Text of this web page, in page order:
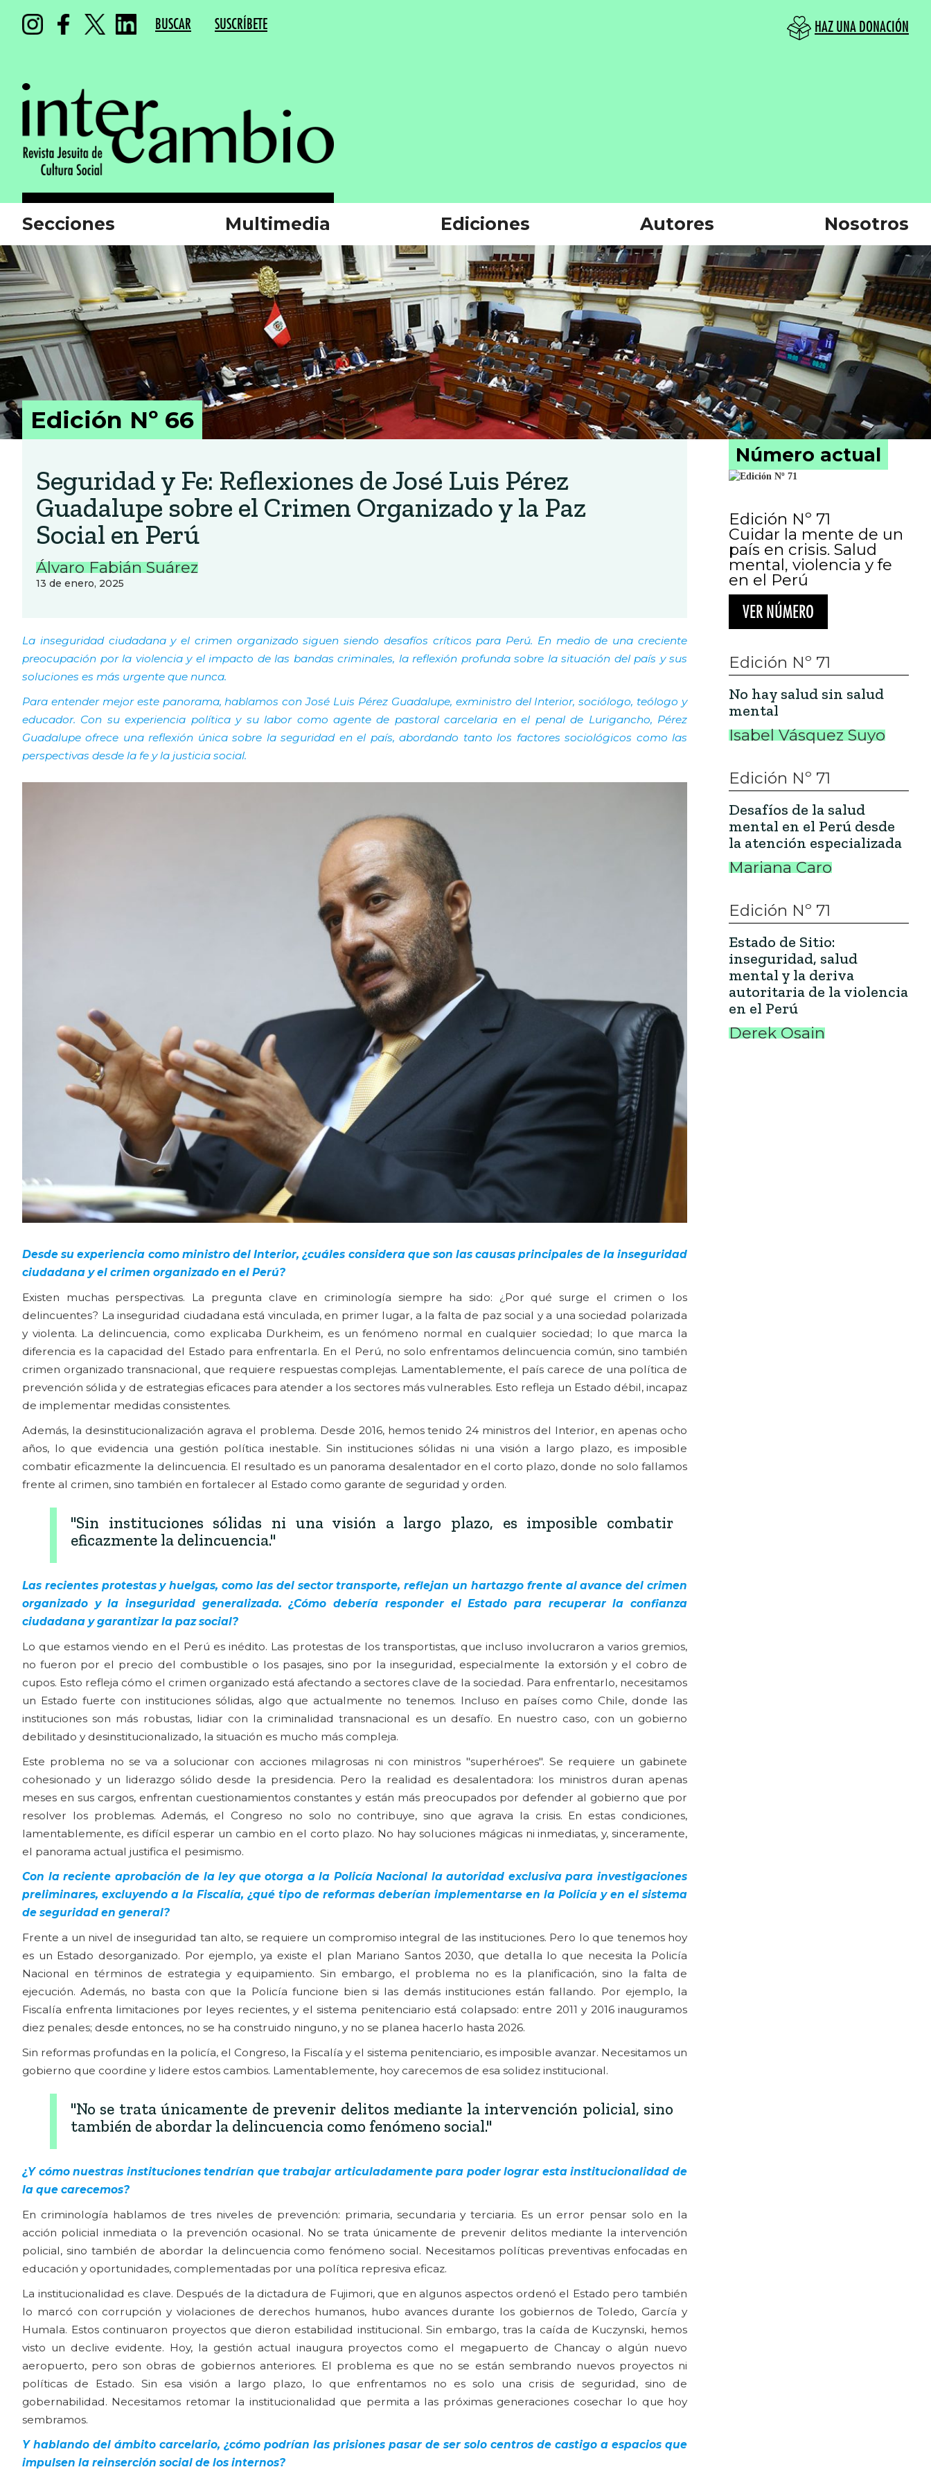
BUSCAR SUSCRÍBETE HAZ UNA DONACIÓN
Secciones Multimedia Ediciones Autores Nosotros
Edición Nº 66
Seguridad y Fe: Reflexiones de José Luis Pérez
Guadalupe sobre el Crimen Organizado y la Paz
Social en Perú
Álvaro Fabián Suárez
13 de enero, 2025
La inseguridad ciudadana y el crimen organizado siguen siendo desafíos críticos para Perú. En medio de una creciente
preocupación por la violencia y el impacto de las bandas criminales, la reflexión profunda sobre la situación del país y sus
soluciones es más urgente que nunca.
Para entender mejor este panorama, hablamos con José Luis Pérez Guadalupe, exministro del Interior, sociólogo, teólogo y
educador. Con su experiencia política y su labor como agente de pastoral carcelaria en el penal de Lurigancho, Pérez
Guadalupe ofrece una reflexión única sobre la seguridad en el país, abordando tanto los factores sociológicos como las
perspectivas desde la fe y la justicia social.
Desde su experiencia como ministro del Interior, ¿cuáles considera que son las causas principales de la inseguridad
ciudadana y el crimen organizado en el Perú?
Existen muchas perspectivas. La pregunta clave en criminología siempre ha sido: ¿Por qué surge el crimen o los
delincuentes? La inseguridad ciudadana está vinculada, en primer lugar, a la falta de paz social y a una sociedad polarizada
y violenta. La delincuencia, como explicaba Durkheim, es un fenómeno normal en cualquier sociedad; lo que marca la
diferencia es la capacidad del Estado para enfrentarla. En el Perú, no solo enfrentamos delincuencia común, sino también
crimen organizado transnacional, que requiere respuestas complejas. Lamentablemente, el país carece de una política de
prevención sólida y de estrategias eficaces para atender a los sectores más vulnerables. Esto refleja un Estado débil, incapaz
de implementar medidas consistentes.
Además, la desinstitucionalización agrava el problema. Desde 2016, hemos tenido 24 ministros del Interior, en apenas ocho
años, lo que evidencia una gestión política inestable. Sin instituciones sólidas ni una visión a largo plazo, es imposible
combatir eficazmente la delincuencia. El resultado es un panorama desalentador en el corto plazo, donde no solo fallamos
frente al crimen, sino también en fortalecer al Estado como garante de seguridad y orden.
"Sin instituciones sólidas ni una visión a largo plazo, es imposible combatir
eficazmente la delincuencia."
Las recientes protestas y huelgas, como las del sector transporte, reflejan un hartazgo frente al avance del crimen
organizado y la inseguridad generalizada. ¿Cómo debería responder el Estado para recuperar la confianza
ciudadana y garantizar la paz social?
Lo que estamos viendo en el Perú es inédito. Las protestas de los transportistas, que incluso involucraron a varios gremios,
no fueron por el precio del combustible o los pasajes, sino por la inseguridad, especialmente la extorsión y el cobro de
cupos. Esto refleja cómo el crimen organizado está afectando a sectores clave de la sociedad. Para enfrentarlo, necesitamos
un Estado fuerte con instituciones sólidas, algo que actualmente no tenemos. Incluso en países como Chile, donde las
instituciones son más robustas, lidiar con la criminalidad transnacional es un desafío. En nuestro caso, con un gobierno
debilitado y desinstitucionalizado, la situación es mucho más compleja.
Este problema no se va a solucionar con acciones milagrosas ni con ministros "superhéroes". Se requiere un gabinete
cohesionado y un liderazgo sólido desde la presidencia. Pero la realidad es desalentadora: los ministros duran apenas
meses en sus cargos, enfrentan cuestionamientos constantes y están más preocupados por defender al gobierno que por
resolver los problemas. Además, el Congreso no solo no contribuye, sino que agrava la crisis. En estas condiciones,
lamentablemente, es difícil esperar un cambio en el corto plazo. No hay soluciones mágicas ni inmediatas, y, sinceramente,
el panorama actual justifica el pesimismo.
Con la reciente aprobación de la ley que otorga a la Policía Nacional la autoridad exclusiva para investigaciones
preliminares, excluyendo a la Fiscalía, ¿qué tipo de reformas deberían implementarse en la Policía y en el sistema
de seguridad en general?
Frente a un nivel de inseguridad tan alto, se requiere un compromiso integral de las instituciones. Pero lo que tenemos hoy
es un Estado desorganizado. Por ejemplo, ya existe el plan Mariano Santos 2030, que detalla lo que necesita la Policía
Nacional en términos de estrategia y equipamiento. Sin embargo, el problema no es la planificación, sino la falta de
ejecución. Además, no basta con que la Policía funcione bien si las demás instituciones están fallando. Por ejemplo, la
Fiscalía enfrenta limitaciones por leyes recientes, y el sistema penitenciario está colapsado: entre 2011 y 2016 inauguramos
diez penales; desde entonces, no se ha construido ninguno, y no se planea hacerlo hasta 2026.
Sin reformas profundas en la policía, el Congreso, la Fiscalía y el sistema penitenciario, es imposible avanzar. Necesitamos un
gobierno que coordine y lidere estos cambios. Lamentablemente, hoy carecemos de esa solidez institucional.
"No se trata únicamente de prevenir delitos mediante la intervención policial, sino
también de abordar la delincuencia como fenómeno social."
¿Y cómo nuestras instituciones tendrían que trabajar articuladamente para poder lograr esta institucionalidad de
la que carecemos?
En criminología hablamos de tres niveles de prevención: primaria, secundaria y terciaria. Es un error pensar solo en la
acción policial inmediata o la prevención ocasional. No se trata únicamente de prevenir delitos mediante la intervención
policial, sino también de abordar la delincuencia como fenómeno social. Necesitamos políticas preventivas enfocadas en
educación y oportunidades, complementadas por una política represiva eficaz.
La institucionalidad es clave. Después de la dictadura de Fujimori, que en algunos aspectos ordenó el Estado pero también
lo marcó con corrupción y violaciones de derechos humanos, hubo avances durante los gobiernos de Toledo, García y
Humala. Estos continuaron proyectos que dieron estabilidad institucional. Sin embargo, tras la caída de Kuczynski, hemos
visto un declive evidente. Hoy, la gestión actual inaugura proyectos como el megapuerto de Chancay o algún nuevo
aeropuerto, pero son obras de gobiernos anteriores. El problema es que no se están sembrando nuevos proyectos ni
políticas de Estado. Sin esa visión a largo plazo, lo que enfrentamos no es solo una crisis de seguridad, sino de
gobernabilidad. Necesitamos retomar la institucionalidad que permita a las próximas generaciones cosechar lo que hoy
sembramos.
Y hablando del ámbito carcelario, ¿cómo podrían las prisiones pasar de ser solo centros de castigo a espacios que
impulsen la reinserción social de los internos?
Número actual
Edición Nº 71
Cuidar la mente de un
país en crisis. Salud
mental, violencia y fe
en el Perú
VER NÚMERO
Edición Nº 71
No hay salud sin salud
mental
Isabel Vásquez Suyo
Edición Nº 71
Desafíos de la salud
mental en el Perú desde
la atención especializada
Mariana Caro
Edición Nº 71
Estado de Sitio:
inseguridad, salud
mental y la deriva
autoritaria de la violencia
en el Perú
Derek Osain